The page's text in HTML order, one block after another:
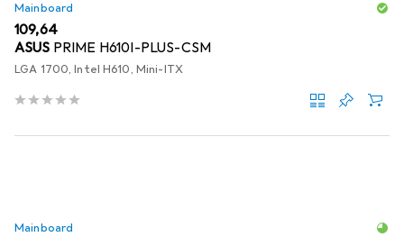
Mainboard
EUR
109,64
ASUS PRIME H610I-PLUS-CSM
LGA 1700, Intel H610, Mini-ITX
Mainboard